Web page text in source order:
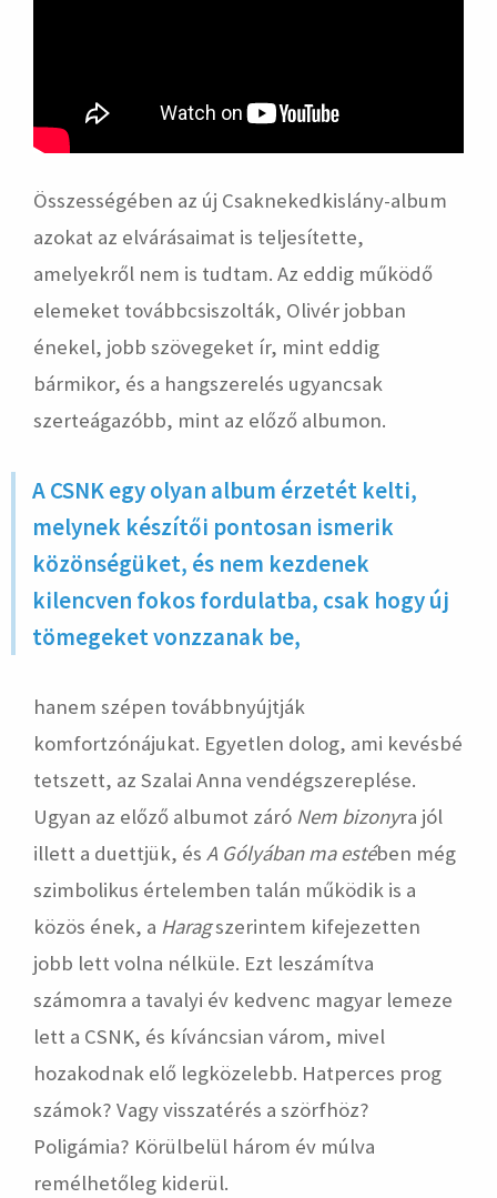
Összességében az új Csaknekedkislány-album
azokat az elvárásaimat is teljesítette,
amelyekről nem is tudtam. Az eddig működő
elemeket továbbcsiszolták, Olivér jobban
énekel, jobb szövegeket ír, mint eddig
bármikor, és a hangszerelés ugyancsak
szerteágazóbb, mint az előző albumon.
A CSNK egy olyan album érzetét kelti,
melynek készítői pontosan ismerik
közönségüket, és nem kezdenek
kilencven fokos fordulatba, csak hogy új
tömegeket vonzzanak be,
hanem szépen továbbnyújtják
komfortzónájukat. Egyetlen dolog, ami kevésbé
tetszett, az Szalai Anna vendégszereplése.
Ugyan az előző albumot záró Nem bizonyra jól
illett a duettjük, és A Gólyában ma estében még
szimbolikus értelemben talán működik is a
közös ének, a Haragszerintem kifejezetten
jobb lett volna nélküle. Ezt leszámítva
számomra a tavalyi év kedvenc magyar lemeze
lett a CSNK, és kíváncsian várom, mivel
hozakodnak elő legközelebb. Hatperces prog
számok? Vagy visszatérés a szörfhöz?
Poligámia? Körülbelül három év múlva
remélhetőleg kiderül.